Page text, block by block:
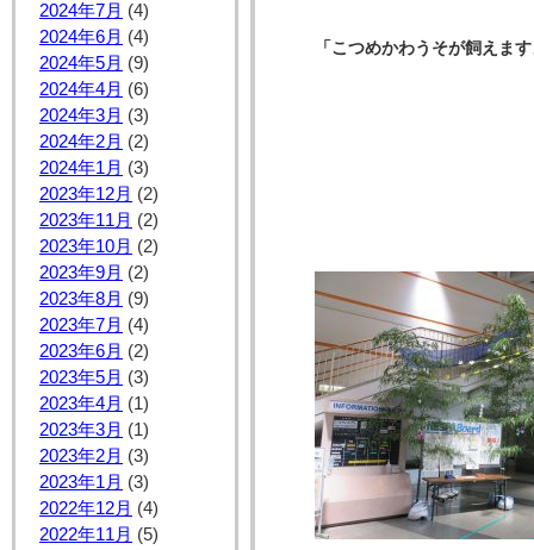
2024年7月 (4)
2024年6月 (4)
2024年5月 (9)
2024年4月 (6)
2024年3月 (3)
2024年2月 (2)
2024年1月 (3)
2023年12月 (2)
2023年11月 (2)
2023年10月 (2)
2023年9月 (2)
2023年8月 (9)
2023年7月 (4)
2023年6月 (2)
2023年5月 (3)
2023年4月 (1)
2023年3月 (1)
2023年2月 (3)
2023年1月 (3)
2022年12月 (4)
2022年11月 (5)
「こつめかわうそが飼えま